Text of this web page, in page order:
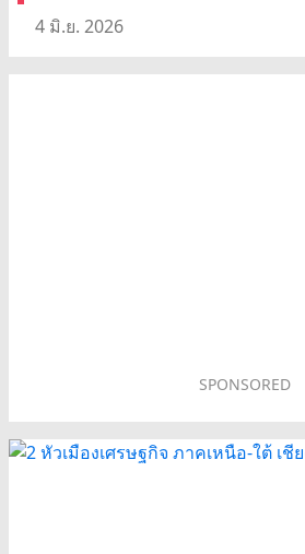
4 มิ.ย. 2026
SPONSORED